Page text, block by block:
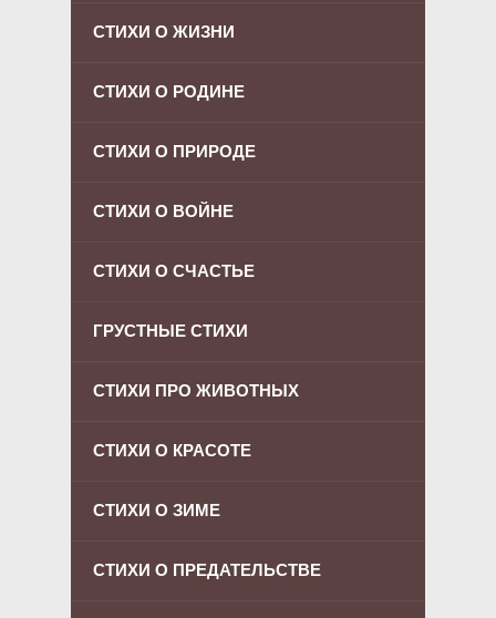
СТИХИ О ЖИЗНИ
СТИХИ О РОДИНЕ
СТИХИ О ПРИРОДЕ
СТИХИ О ВОЙНЕ
СТИХИ О СЧАСТЬЕ
ГРУСТНЫЕ СТИХИ
СТИХИ ПРО ЖИВОТНЫХ
СТИХИ О КРАСОТЕ
СТИХИ О ЗИМЕ
СТИХИ О ПРЕДАТЕЛЬСТВЕ